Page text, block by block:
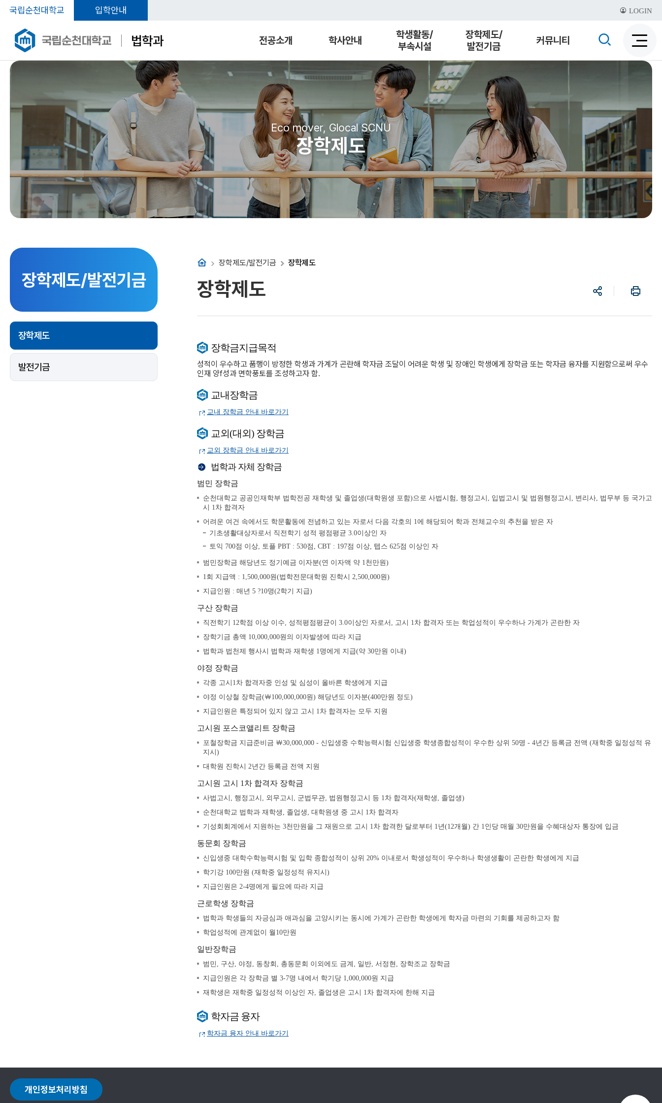
국립순천대학교 입학안내 LOGIN
법학과 전공소개 학사안내
학생활동/
부속시설
장학제도/
발전기금
커뮤니티
색
성
화
색
Eco mover, Glocal SCNU
장학제도
홈 장학제도/발전기금 장학제도
장학제도/발전기금
장학제도
발전기금
공
프
린
장학제도
장학금지급목적
성적이 우수하고 품행이 방정한 학생과 가계가 곤란해 학자금 조달이 어려운 학생 및 장애인 학생에게 장학금 또는 학자금 융자를 지원함으로써 우수
인재 양f성과 면학풍토를 조성하고자 함.
교내장학금
교내 장학금 안내 바로가기
교외(대외) 장학금
교외 장학금 안내 바로가기
법학과 자체 장학금
범민 장학금
순천대학교 공공인재학부 법학전공 재학생 및 졸업생(대학원생 포함)으로 사법시험, 행정고시, 입법고시 및 법원행정고시, 변리사, 법무부 등 국가고
시 1차 합격자
어려운 여건 속에서도 학문활동에 전념하고 있는 자로서 다음 각호의 1에 해당되어 학과 전체교수의 추천을 받은 자
기초생활대상자로서 직전학기 성적 평점평균 3.0이상인 자
토익 700점 이상, 토플 PBT : 530점, CBT : 197점 이상, 텝스 625점 이상인 자
범민장학금 해당년도 정기예금 이자분(연 이자액 약 1천만원)
1회 지급액 : 1,500,000원(법학전문대학원 진학시 2,500,000원)
지급인원 : 매년 5 ?10명(2학기 지급)
구산 장학금
직전학기 12학점 이상 이수, 성적평점평균이 3.0이상인 자로서, 고시 1차 합격자 또는 학업성적이 우수하나 가계가 곤란한 자
장학기금 총액 10,000,000원의 이자발생에 따라 지급
법학과 법천제 행사시 법학과 재학생 1명에게 지급(약 30만원 이내)
야정 장학금
각종 고시1차 합격자중 인성 및 심성이 올바른 학생에게 지급
야정 이상철 장학금(￦100,000,000원) 해당년도 이자분(400만원 정도)
지급인원은 특정되어 있지 않고 고시 1차 합격자는 모두 지원
고시원 포스코앨리트 장학금
포철장학금 지급준비금 ￦30,000,000 - 신입생중 수학능력시험 신입생중 학생종합성적이 우수한 상위 50명 - 4년간 등록금 전액 (재학중 일정성적 유
지시)
대학원 진학시 2년간 등록금 전액 지원
고시원 고시 1차 합격자 장학금
사법고시, 행정고시, 외무고시, 군법무관, 법원행정고시 등 1차 합격자(재학생, 졸업생)
순천대학교 법학과 재학생, 졸업생, 대학원생 중 고시 1차 합격자
기성회회계에서 지원하는 3천만원을 그 재원으로 고시 1차 합격한 달로부터 1년(12개월) 간 1인당 매월 30만원을 수혜대상자 통장에 입금
동문회 장학금
신입생중 대학수학능력시험 및 입학 종합성적이 상위 20% 이내로서 학생성적이 우수하나 학생생활이 곤란한 학생에게 지급
학기강 100만원 (재학중 일정성적 유지시)
지급인원은 2-4명에게 필요에 따라 지급
근로학생 장학금
법학과 학생들의 자긍심과 애과심을 고양시키는 동시에 가계가 곤란한 학생에게 학자금 마련의 기회를 제공하고자 함
학업성적에 관계없이 월10만원
일반장학금
범민, 구산, 야정, 동창회, 총동문회 이외에도 금계, 일반, 서정현, 장학조교 장학금
지급인원은 각 장학금 별 3-7명 내에서 학기당 1,000,000원 지급
재학생은 재학중 일정성적 이상인 자, 졸업생은 고시 1차 합격자에 한해 지급
학자금 융자
학자금 융자 안내 바로가기
개인정보처리방침